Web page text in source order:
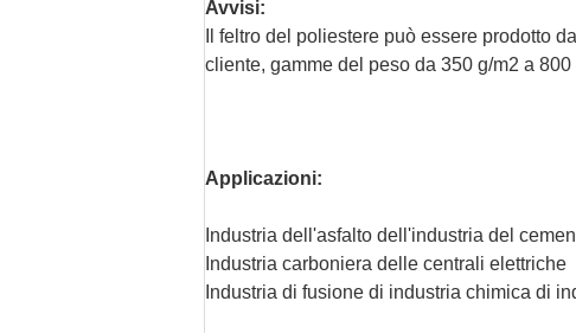
Avvisi:
Il feltro del poliestere può essere prodotto
cliente, gamme del peso da 350 g/m2 a 800
Applicazioni:
Industria dell'asfalto dell'industria del
Industria carboniera delle centrali elettriche
Industria di fusione di industria chimica di